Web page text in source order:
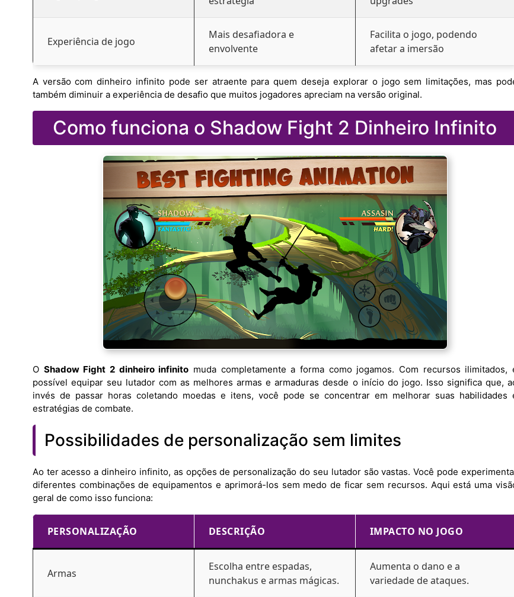
Experiência de jogo
Mais desafiadora e
envolvente
Facilita o jogo, podendo
afetar a imersão
A versão com dinheiro infinito pode ser atraente para quem deseja explorar o jogo sem limitações, mas
também diminuir a experiência de desafio que muitos jogadores apreciam na versão original.
Como funciona o Shadow Fight 2 Dinheiro Infinito
O Shadow Fight 2 dinheiro infinito muda completamente a forma como jogamos. Com recursos ilimitados,
possível equipar seu lutador com as melhores armas e armaduras desde o início do jogo. Isso significa que,
invés de passar horas coletando moedas e itens, você pode se concentrar em melhorar suas habilidades
estratégias de combate.
Possibilidades de personalização sem limites
Ao ter acesso a dinheiro infinito, as opções de personalização do seu lutador são vastas. Você pode
diferentes combinações de equipamentos e aprimorá-los sem medo de ficar sem recursos. Aqui está uma
geral de como isso funciona:
PERSONALIZAÇÃO DESCRIÇÃO IMPACTO NO JOGO
Armas
Escolha entre espadas,
nunchakus e armas mágicas.
Aumenta o dano e a
variedade de ataques.